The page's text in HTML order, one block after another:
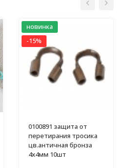
новинка
-15%
0100891 защита от
перетирания тросика
цв.античная бронза
4х4мм 10шт